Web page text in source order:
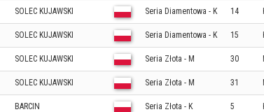
SOLEC KUJAWSKI Seria Diamentowa - K 14
SOLEC KUJAWSKI Seria Diamentowa - K 15
SOLEC KUJAWSKI Seria Złota - M 30
SOLEC KUJAWSKI Seria Złota - M 31
BARCIN Seria Złota - K 5